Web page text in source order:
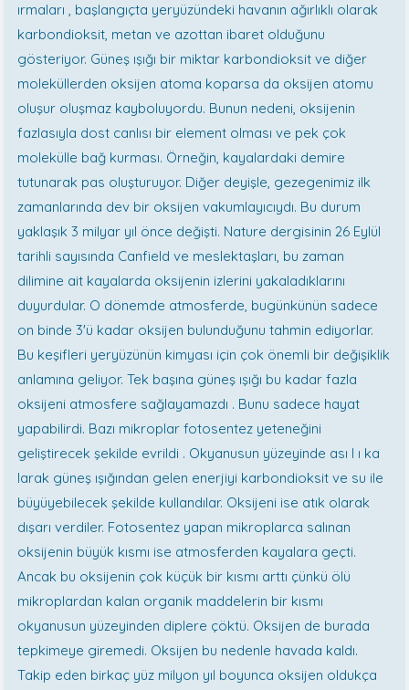
ırmaları , başlangıçta yeryüzündeki havanın ağırlıklı olarak
karbondioksit, metan ve azottan ibaret olduğunu
gösteriyor. Güneş ışığı bir miktar karbondioksit ve diğer
moleküllerden oksijen atoma koparsa da oksijen atomu
oluşur oluşmaz kayboluyordu. Bunun nedeni, oksijenin
fazlasıyla dost canlısı bir element olması ve pek çok
molekülle bağ kurması. Örneğin, kayalardaki demire
tutunarak pas oluşturuyor. Diğer deyişle, gezegenimiz ilk
zamanlarında dev bir oksijen vakumlayıcıydı. Bu durum
yaklaşık 3 milyar yıl önce değişti. Nature dergisinin 26 Eylül
tarihli sayısında Canfield ve meslektaşları, bu zaman
dilimine ait kayalarda oksijenin izlerini yakaladıklarını
duyurdular. O dönemde atmosferde, bugünkünün sadece
on binde 3'ü kadar oksijen bulunduğunu tahmin ediyorlar.
Bu keşifleri yeryüzünün kimyası için çok önemli bir değişiklik
anlamına geliyor. Tek başına güneş ışığı bu kadar fazla
oksijeni atmosfere sağlayamazdı . Bunu sadece hayat
yapabilirdi. Bazı mikroplar fotosentez yeteneğini
geliştirecek şekilde evrildi . Okyanusun yüzeyinde ası l ı ka
larak güneş ışığından gelen enerjiyi karbondioksit ve su ile
büyüyebilecek şekilde kullandılar. Oksijeni ise atık olarak
dışarı verdiler. Fotosentez yapan mikroplarca salınan
oksijenin büyük kısmı ise atmosferden kayalara geçti.
Ancak bu oksijenin çok küçük bir kısmı arttı çünkü ölü
mikroplardan kalan organik maddelerin bir kısmı
okyanusun yüzeyinden diplere çöktü. Oksijen de burada
tepkimeye giremedi. Oksijen bu nedenle havada kaldı.
Takip eden birkaç yüz milyon yıl boyunca oksijen oldukça